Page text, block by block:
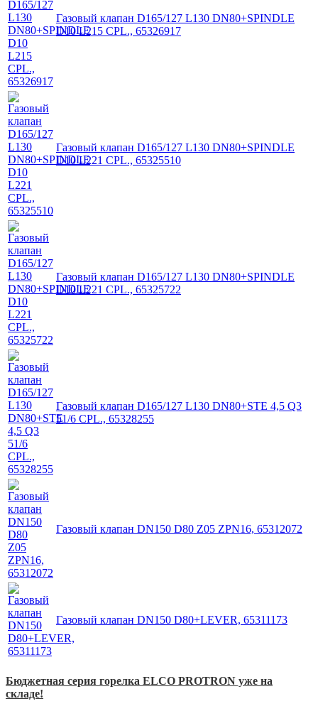
Газовый клапан D165/127 L130 DN80+SPINDLE
D10 L215 CPL., 65326917
Газовый клапан D165/127 L130 DN80+SPINDLE
D10 L221 CPL., 65325510
Газовый клапан D165/127 L130 DN80+SPINDLE
D10 L221 CPL., 65325722
Газовый клапан D165/127 L130 DN80+STE 4,5 Q3
51/6 CPL., 65328255
Газовый клапан DN150 D80 Z05 ZPN16, 65312072
Газовый клапан DN150 D80+LEVER, 65311173
Бюджетная серия горелка ELCO PROTRON уже на
складе!